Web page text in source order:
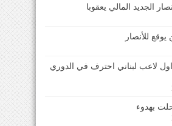
الجديد المالي يعقوبا
للأنصار
لاعب لبناني احترف في الدوري
بهدوء